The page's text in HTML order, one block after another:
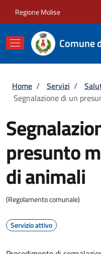
Regione Molise
Comune
Briciole di
Home / Servizi /
Segnalazione di un
presunto
di animali
(Regolamento comunale)
Servizio attivo